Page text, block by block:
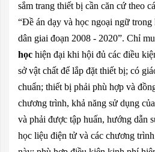
sắm trang thiết bị cần căn cứ theo
“Đề án dạy và học ngoại ngữ trong
dân giai đoạn 2008 - 2020”. Chỉ
học hiện đại khi hội đủ các điều
sở vật chất để lắp đặt thiết bị; có
chuẩn; thiết bị phải phù hợp và
chương trình, khả năng sử dụng
và phải được tập huấn, hướng dẫn
học liệu điện tử và các chương